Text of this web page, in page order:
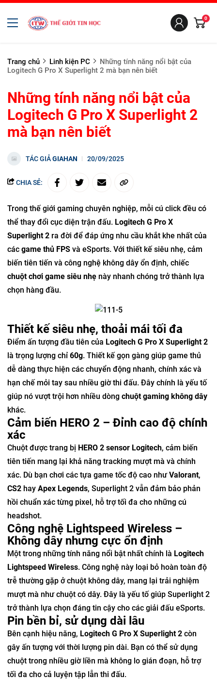
0
Trang chủ Linh kiện PC
Những tính năng nổi bật của
Logitech G Pro X Superlight 2 mà bạn nên biết
Những tính năng nổi bật của
Logitech G Pro X Superlight 2
mà bạn nên biết
TÁC GIẢGIAHAN 20/09/2025
CHIA SẺ:
Trong thế giới gaming chuyên nghiệp, mỗi cú click đều có
thể thay đổi cục diện trận đấu. Logitech G Pro X
Superlight 2 ra đời để đáp ứng nhu cầu khắt khe nhất của
các game thủ FPS và eSports. Với thiết kế siêu nhẹ, cảm
biến tiên tiến và công nghệ không dây ổn định, chiếc
chuột chơi game siêu nhẹ này nhanh chóng trở thành lựa
chọn hàng đầu.
Thiết kế siêu nhẹ, thoải mái tối đa
Điểm ấn tượng đầu tiên của Logitech G Pro X Superlight 2
là trọng lượng chỉ 60g. Thiết kế gọn gàng giúp game thủ
dễ dàng thực hiện các chuyển động nhanh, chính xác và
hạn chế mỏi tay sau nhiều giờ thi đấu. Đây chính là yếu tố
giúp nó vượt trội hơn nhiều dòng chuột gaming không dây
khác.
Cảm biến HERO 2 – Đỉnh cao độ chính
xác
Chuột được trang bị HERO 2 sensor Logitech, cảm biến
tiên tiến mang lại khả năng tracking mượt mà và chính
xác. Dù bạn chơi các tựa game tốc độ cao nhưValorant,
CS2 hay Apex Legends, Superlight 2 vẫn đảm bảo phản
hồi chuẩn xác từng pixel, hỗ trợ tối đa cho những cú
headshot.
Công nghệ Lightspeed Wireless –
Không dây nhưng cực ổn định
Một trong những tính năng nổi bật nhất chính là Logitech
Lightspeed Wireless. Công nghệ này loại bỏ hoàn toàn độ
trễ thường gặp ở chuột không dây, mang lại trải nghiệm
mượt mà như chuột có dây. Đây là yếu tố giúp Superlight 2
trở thành lựa chọn đáng tin cậy cho các giải đấu eSports.
Pin bền bỉ, sử dụng dài lâu
Bên cạnh hiệu năng, Logitech G Pro X Superlight 2 còn
gây ấn tượng với thời lượng pin dài. Bạn có thể sử dụng
chuột trong nhiều giờ liền mà không lo gián đoạn, hỗ trợ
tối đa cho cả luyện tập lẫn thi đấu.